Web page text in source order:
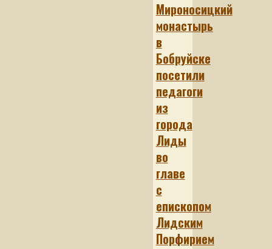
Мироносицкий
монастырь
в
Бобруйске
посетили
педагоги
из
города
Лиды
во
главе
с
епископом
Лидским
Порфирием